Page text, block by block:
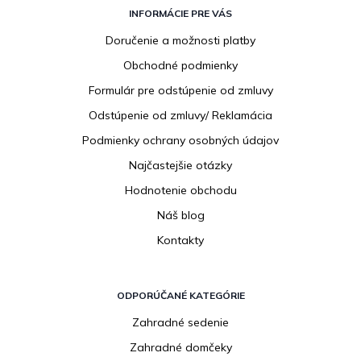
INFORMÁCIE PRE VÁS
Doručenie a možnosti platby
Obchodné podmienky
Formulár pre odstúpenie od zmluvy
Odstúpenie od zmluvy/ Reklamácia
Podmienky ochrany osobných údajov
Najčastejšie otázky
Hodnotenie obchodu
Náš blog
Kontakty
ODPORÚČANÉ KATEGÓRIE
Zahradné sedenie
Zahradné domčeky